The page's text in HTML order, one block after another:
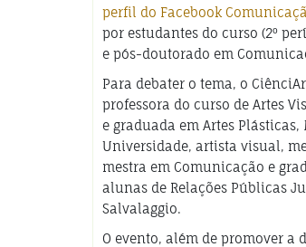
perfil do Facebook
por estudantes do curso (2º
e pós-doutorado em
Para debater o tema, o
professora do curso de Artes
e graduada em Artes
Universidade, artista visual,
mestra em Comunicação e
alunas de Relações Públicas
Salvalaggio.
O evento, além de promover